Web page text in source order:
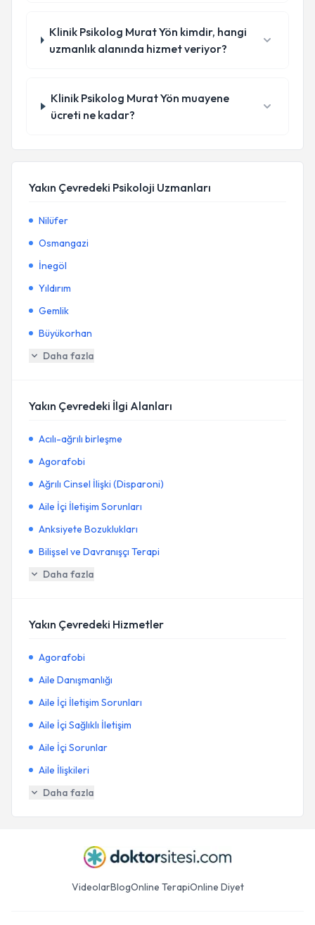
Klinik Psikolog Murat Yön kimdir, hangi
uzmanlık alanında hizmet veriyor?
Klinik Psikolog Murat Yön muayene
ücreti ne kadar?
Yakın Çevredeki Psikoloji Uzmanları
Nilüfer
Osmangazi
İnegöl
Yıldırım
Gemlik
Büyükorhan
Daha fazla
Yakın Çevredeki İlgi Alanları
Acılı-ağrılı birleşme
Agorafobi
Ağrılı Cinsel İlişki (Disparoni)
Aile İçi İletişim Sorunları
Anksiyete Bozuklukları
Bilişsel ve Davranışçı Terapi
Daha fazla
Yakın Çevredeki Hizmetler
Agorafobi
Aile Danışmanlığı
Aile İçi İletişim Sorunları
Aile İçi Sağlıklı İletişim
Aile İçi Sorunlar
Aile İlişkileri
Daha fazla
VideolarBlogOnline TerapiOnline Diyet